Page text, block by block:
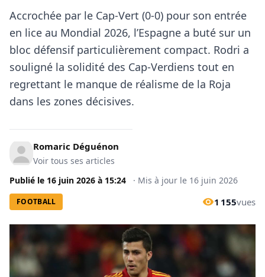
Accrochée par le Cap-Vert (0-0) pour son entrée
en lice au Mondial 2026, l’Espagne a buté sur un
bloc défensif particulièrement compact. Rodri a
souligné la solidité des Cap-Verdiens tout en
regrettant le manque de réalisme de la Roja
dans les zones décisives.
Romaric Déguénon
Voir tous ses articles
Publié le 16 juin 2026 à 15:24 · Mis à jour le 16 juin 2026
FOOTBALL 1 155vues